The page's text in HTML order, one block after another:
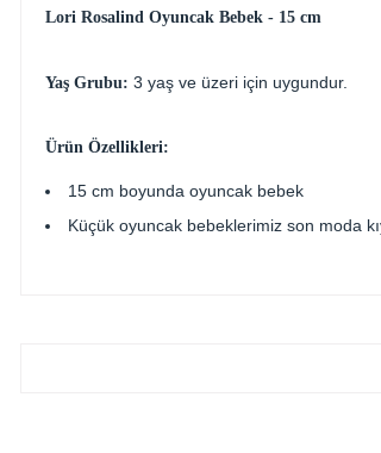
Lori Rosalind Oyuncak Bebek - 15 cm
Yaş Grubu: 3 yaş ve üzeri için uygundur.
Ürün Özellikleri:
15 cm boyunda oyuncak bebek
Küçük oyuncak bebeklerimiz son moda